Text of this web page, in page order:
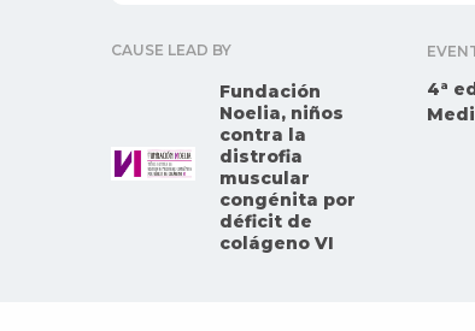
CAUSE LEAD BY
Fundación
Noelia, niños
contra la
distrofia
muscular
congénita por
déficit de
colágeno VI
4ª